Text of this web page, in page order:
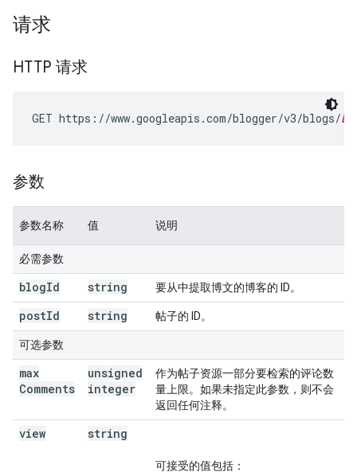
请求
HTTP 请求
GET https://www.googleapis.com/blogger/v3/blogs/
参数
参数名称 值 说明
必需参数
blogId string 要从中提取博文的博客的 ID。
postId string 帖子的 ID。
可选参数
max
Comments
unsigned
integer
作为帖子资源一部分要检索的评论数
量上限。如果未指定此参数，则不会
返回任何注释。
view string
可接受的值包括：